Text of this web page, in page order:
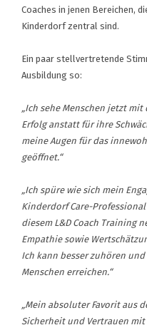
Coaches in jenen Bereichen,
Kinderdorf zentral sind.
Ein paar stellvertretende
Ausbildung so:
„Ich sehe Menschen jetzt
Erfolg anstatt für ihre
meine Augen für das
geöffnet.“
„Ich spüre wie sich mein
Kinderdorf Care-
diesem L&D Coach Training
Empathie sowie
Ich kann besser zuhören
Menschen erreichen.“
„Mein absoluter Favorit aus
Sicherheit und Vertrauen mit